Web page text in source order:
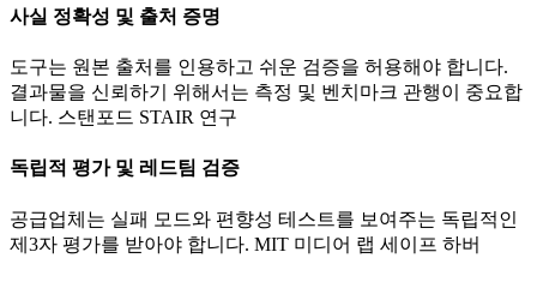
사실 정확성 및 출처 증명
도구는 원본 출처를 인용하고 쉬운 검증을 허용해야 합니다.
결과물을 신뢰하기 위해서는 측정 및 벤치마크 관행이 중요합
니다. 스탠포드 STAIR 연구
독립적 평가 및 레드팀 검증
공급업체는 실패 모드와 편향성 테스트를 보여주는 독립적인
제3자 평가를 받아야 합니다. MIT 미디어 랩 세이프 하버